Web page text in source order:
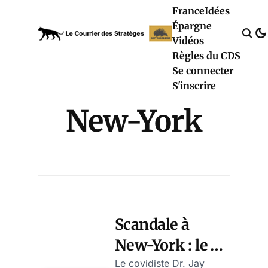
FranceIdées
Épargne
Vidéos
Règles du CDS
Se connecter
S'inscrire
New-York
Scandale à
New-York : le
Le covidiste Dr. Jay